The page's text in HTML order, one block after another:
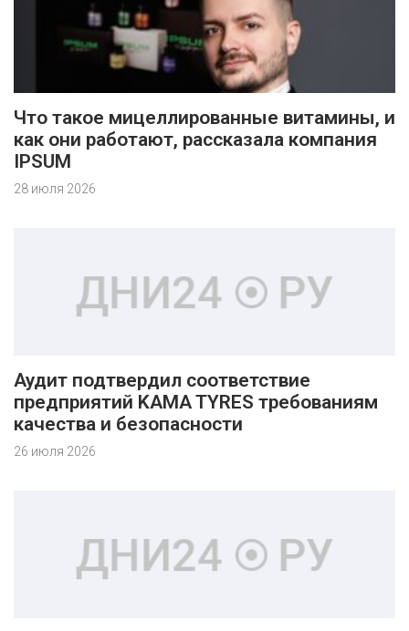
Что такое мицеллированные витамины, и
как они работают, рассказала компания
IPSUM
28 июля 2026
Аудит подтвердил соответствие
предприятий KAMA TYRES требованиям
качества и безопасности
26 июля 2026